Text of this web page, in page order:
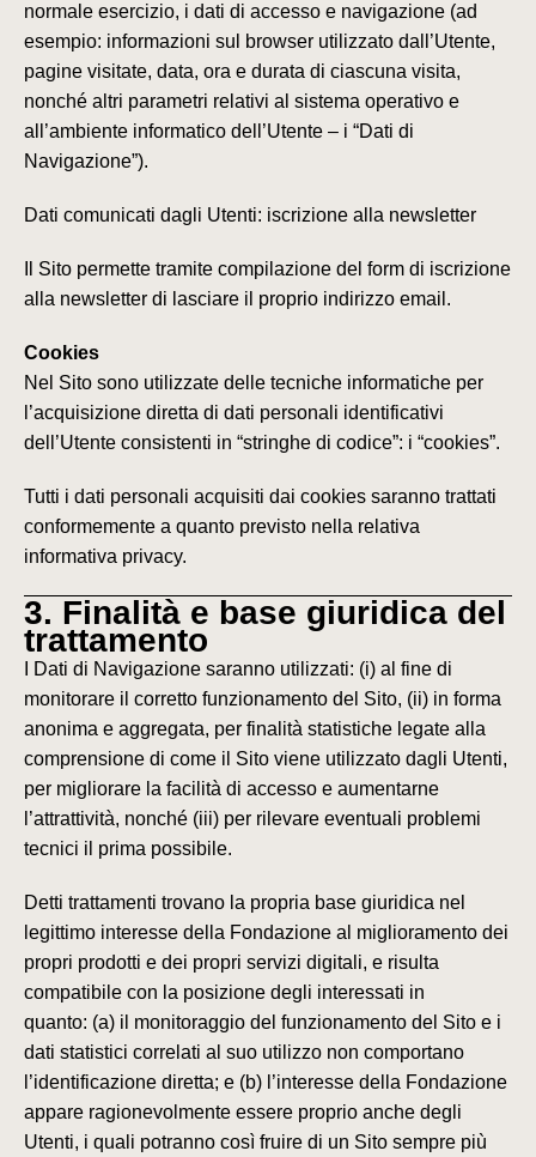
normale esercizio, i dati di accesso e navigazione (ad
esempio: informazioni sul browser utilizzato dall’Utente,
pagine visitate, data, ora e durata di ciascuna visita,
nonché altri parametri relativi al sistema operativo e
all’ambiente informatico dell’Utente – i “Dati di
Navigazione”).
Dati comunicati dagli Utenti: iscrizione alla newsletter
Il Sito permette tramite compilazione del form di iscrizione
alla newsletter di lasciare il proprio indirizzo email.
Cookies
Nel Sito sono utilizzate delle tecniche informatiche per
l’acquisizione diretta di dati personali identificativi
dell’Utente consistenti in “stringhe di codice”: i “cookies”.
Tutti i dati personali acquisiti dai cookies saranno trattati
conformemente a quanto previsto nella relativa
informativa privacy.
3. Finalità e base giuridica del
trattamento
I Dati di Navigazione saranno utilizzati: (i) al fine di
monitorare il corretto funzionamento del Sito, (ii) in forma
anonima e aggregata, per finalità statistiche legate alla
comprensione di come il Sito viene utilizzato dagli Utenti,
per migliorare la facilità di accesso e aumentarne
l’attrattività, nonché (iii) per rilevare eventuali problemi
tecnici il prima possibile.
Detti trattamenti trovano la propria base giuridica nel
legittimo interesse della Fondazione al miglioramento dei
propri prodotti e dei propri servizi digitali, e risulta
compatibile con la posizione degli interessati in
quanto: (a) il monitoraggio del funzionamento del Sito e i
dati statistici correlati al suo utilizzo non comportano
l’identificazione diretta; e (b) l’interesse della Fondazione
appare ragionevolmente essere proprio anche degli
Utenti, i quali potranno così fruire di un Sito sempre più